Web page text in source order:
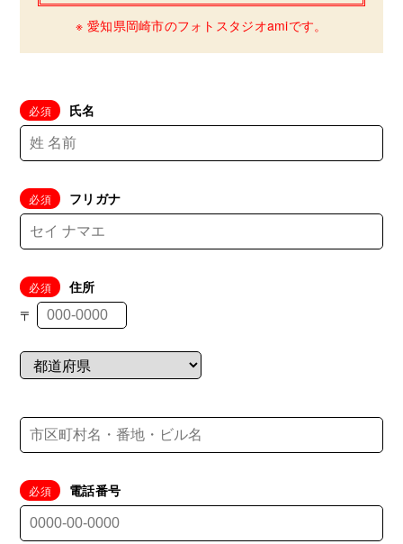
※ 愛知県岡崎市のフォトスタジオamiです。
氏名
フリガナ
住所
〒
電話番号